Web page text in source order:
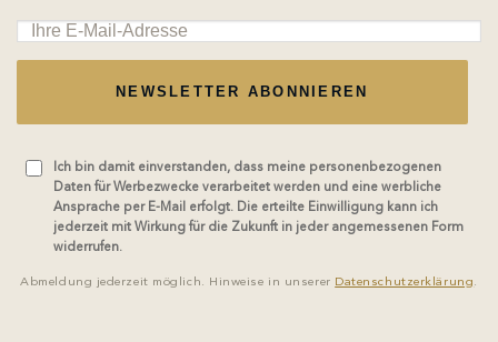
NEWSLETTER ABONNIEREN
Ich bin damit einverstanden, dass meine personenbezogenen
Daten für Werbezwecke verarbeitet werden und eine werbliche
Ansprache per E-Mail erfolgt. Die erteilte Einwilligung kann ich
jederzeit mit Wirkung für die Zukunft in jeder angemessenen Form
widerrufen.
Abmeldung jederzeit möglich. Hinweise in unserer Datenschutzerklärung.